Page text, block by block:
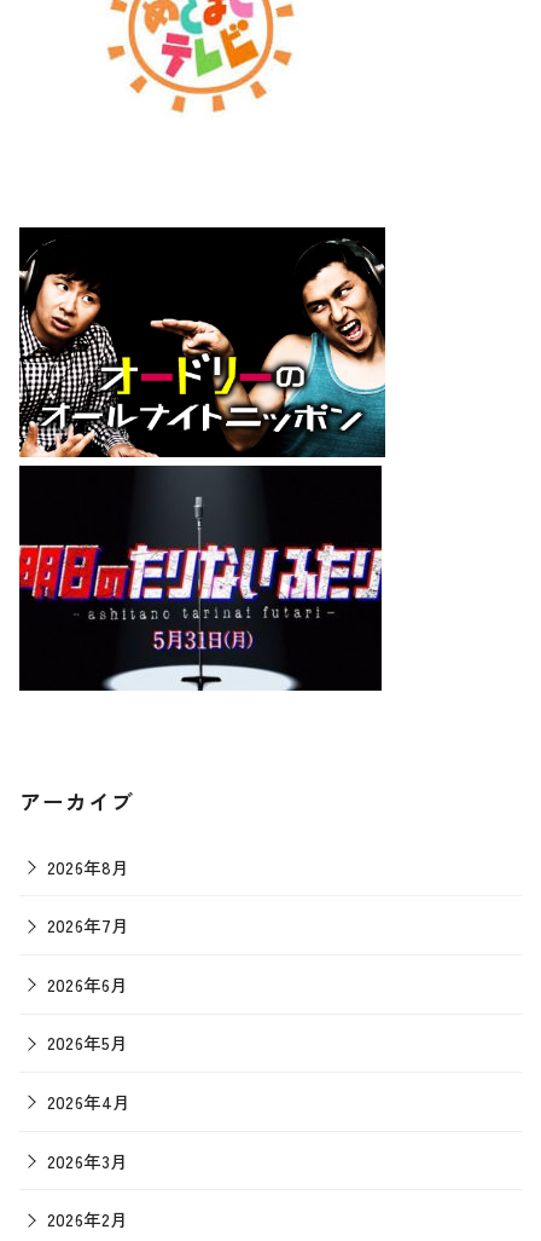
アーカイブ
2026年8月
2026年7月
2026年6月
2026年5月
2026年4月
2026年3月
2026年2月